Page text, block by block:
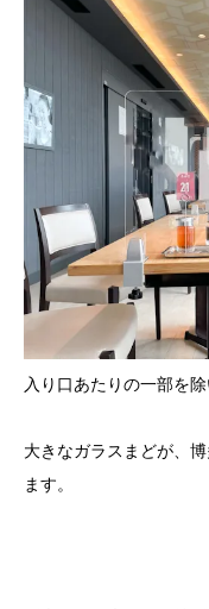
入り口あたりの一部を
大きなガラスまどが、
ます。